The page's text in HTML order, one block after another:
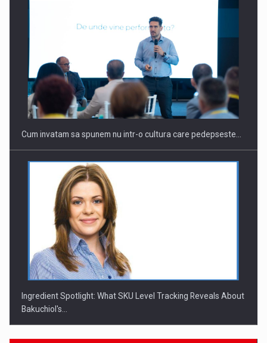
Webinar - Business Evolution-RETHINK STRATEGY-Finantare
Investitii Digitalizare
Cum invatam sa spunem nu intr-o cultura care pedepseste…
Ingredient Spotlight: What SKU Level Tracking Reveals About
Bakuchiol's…